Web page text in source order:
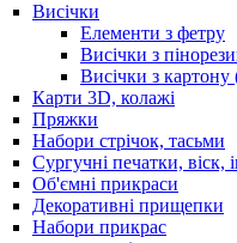
Висічки
Елементи з фетру
Висічки з
Висічки з картону
Карти 3D, колажі
Пряжки
Набори стрічок, тасьми
Сургучні печатки, віск,
Об'ємні прикраси
Декоративні прищепки
Набори прикрас